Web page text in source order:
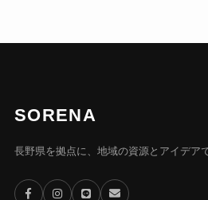
SORENA
長野県を拠点に、地域の資源とアイデア